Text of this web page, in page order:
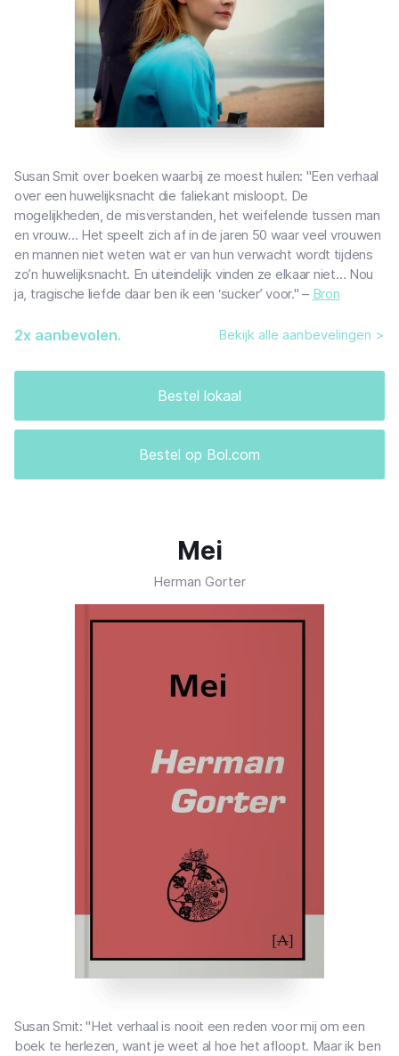
Susan Smit over boeken waarbij ze moest huilen: "Een verhaal
over een huwelijksnacht die faliekant misloopt. De
mogelijkheden, de misverstanden, het weifelende tussen man
en vrouw… Het speelt zich af in de jaren 50 waar veel vrouwen
en mannen niet weten wat er van hun verwacht wordt tijdens
zo’n huwelijksnacht. En uiteindelijk vinden ze elkaar niet… Nou
ja, tragische liefde daar ben ik een ‘sucker’ voor." – Bron
Bestel lokaal
Bestel op Bol.com
2x aanbevolen. Bekijk alle aanbevelingen >
Mei
Herman Gorter
Susan Smit: "Het verhaal is nooit een reden voor mij om een
boek te herlezen, want je weet al hoe het afloopt. Maar ik ben